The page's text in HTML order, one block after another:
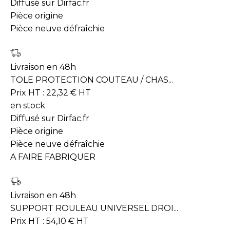
Diffusé sur Dirfac.fr
Pièce origine
Pièce neuve défraîchie
Livraison en 48h
TOLE PROTECTION COUTEAU / CHAS...
Prix HT : 22,32 € HT
en stock
Diffusé sur Dirfac.fr
Pièce origine
Pièce neuve défraîchie
A FAIRE FABRIQUER
Livraison en 48h
SUPPORT ROULEAU UNIVERSEL DROI...
Prix HT : 54,10 € HT